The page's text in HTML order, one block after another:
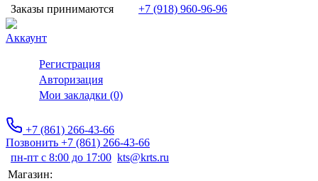
Заказы принимаются
+7 (918) 960-96-96
Аккаунт
Регистрация
Авторизация
Мои закладки (0)
+7 (861) 266-43-66
Позвонить +7 (861) 266-43-66
пн-пт с 8:00 до 17:00 kts@krts.ru
Магазин: